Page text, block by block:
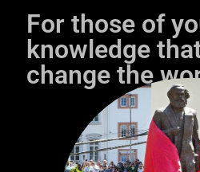
For those of
knowledge
change the